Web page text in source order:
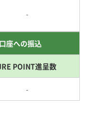
-
座への振込
POINT進呈数
-